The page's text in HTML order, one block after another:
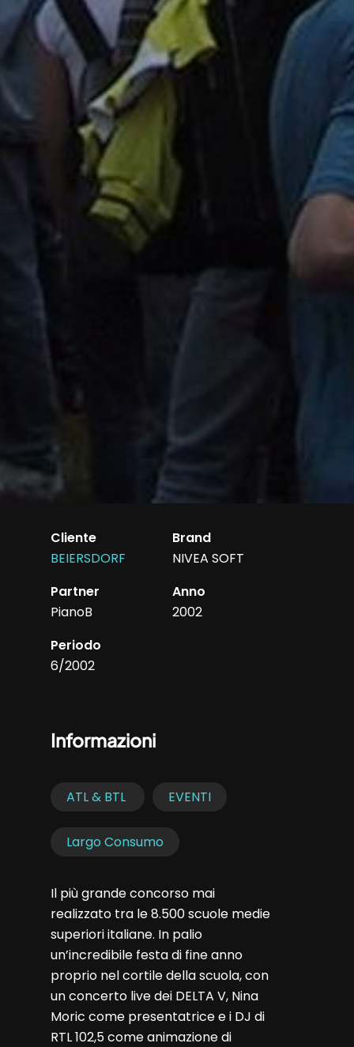
Cliente
BEIERSDORF
Brand
NIVEA SOFT
Partner
PianoB
Anno
2002
Periodo
6/2002
Informazioni
ATL & BTL EVENTI
Largo Consumo
Il più grande concorso mai
realizzato tra le 8.500 scuole medie
superiori italiane. In palio
un’incredibile festa di fine anno
proprio nel cortile della scuola, con
un concerto live dei DELTA V, Nina
Moric come presentatrice e i DJ di
RTL 102,5 come animazione di